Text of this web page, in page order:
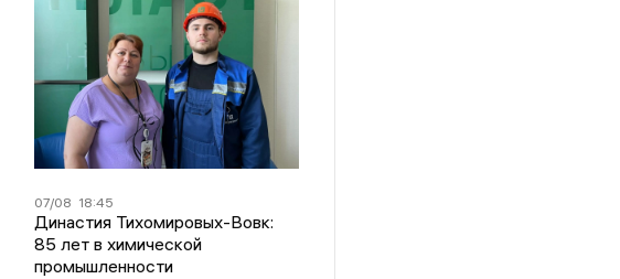
07/08 18:45
Династия Тихомировых-Вовк:
85 лет в химической
промышленности